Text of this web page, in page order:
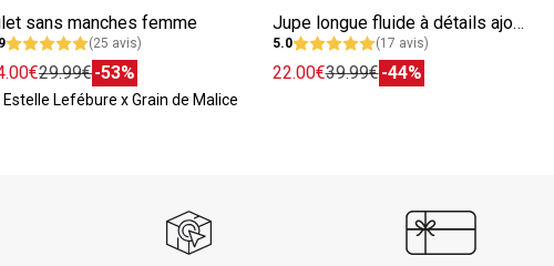
sans manches femme
(25 avis)
29.99€-53%
Jupe longue fluide à détails ajourés
5.0 (17 avis)
22.00€39.99€-44%
Estelle Lefébure x Grain de Malice